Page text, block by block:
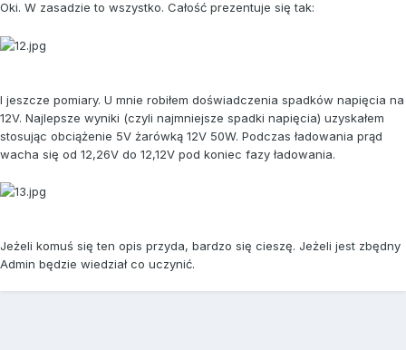
Oki. W zasadzie to wszystko. Całość prezentuje się tak:
I jeszcze pomiary. U mnie robiłem doświadczenia spadków napięcia na
12V. Najlepsze wyniki (czyli najmniejsze spadki napięcia) uzyskałem
stosując obciążenie 5V żarówką 12V 50W. Podczas ładowania prąd
wacha się od 12,26V do 12,12V pod koniec fazy ładowania.
Jeżeli komuś się ten opis przyda, bardzo się cieszę. Jeżeli jest zbędny
Admin będzie wiedział co uczynić.